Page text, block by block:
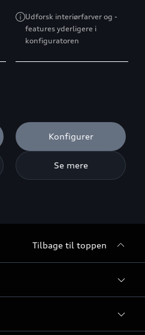
Udforsk interiørfarver og -
features yderligere i
konfiguratoren
Konfigurer
Se mere
Tilbage til toppen